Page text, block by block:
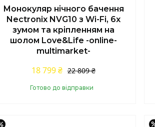
Монокуляр нічного бачення
Nectronix NVG10 з Wi-Fi, 6x
зумом та кріпленням на
шолом Love&Life -online-
multimarket-
22 809 ₴
18 799 ₴
Готово до відправки